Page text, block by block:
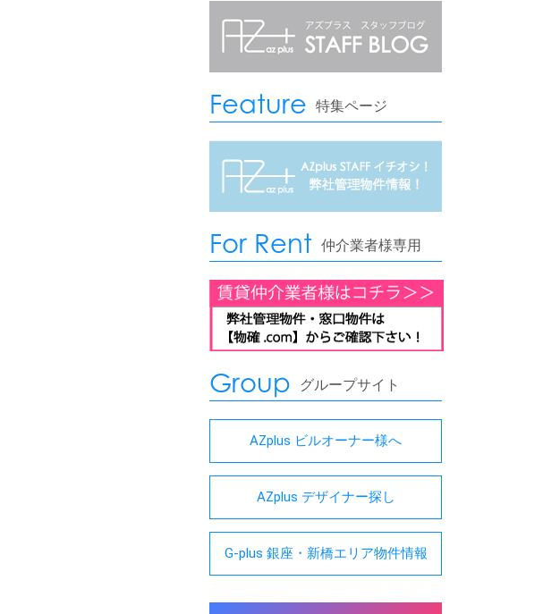
Feature 特集ページ
For Rent 仲介業者様専用
Group グループサイト
AZplus ビルオーナー様へ
AZplus デザイナー探し
G-plus 銀座・新橋エリア物件情報